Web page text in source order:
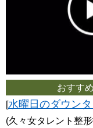
おすす
[水曜日のダウン
(久々女タレント整